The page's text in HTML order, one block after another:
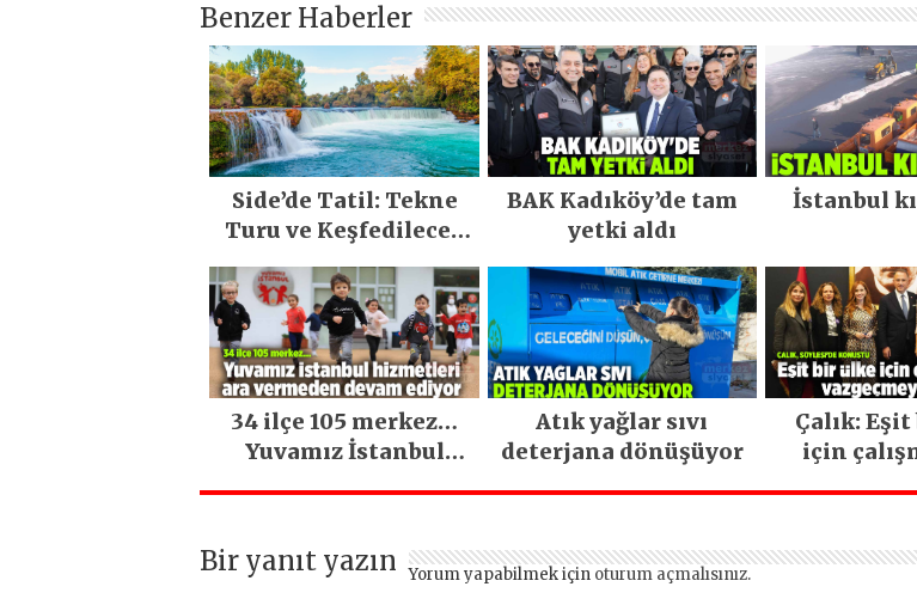
Benzer Haberler
Side’de Tatil: Tekne
Turu ve Keşfedilecek
BAK Kadıköy’de tam
yetki aldı
İstanbul
34 ilçe 105 merkez…
Yuvamız İstanbul
Atık yağlar sıvı
deterjana dönüşüyor
Çalık:
için
Bir yanıt yazın Yorum yapabilmek için oturum açmalısınız.